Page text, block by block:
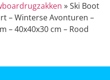
»Ski Boot
– Winterse Avonturen –
– 40x40x30 cm – Rood